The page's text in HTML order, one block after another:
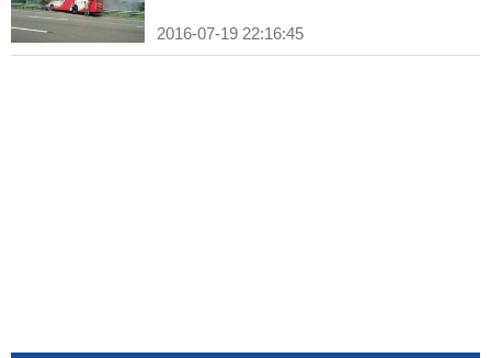
2016-07-19 22:16:45